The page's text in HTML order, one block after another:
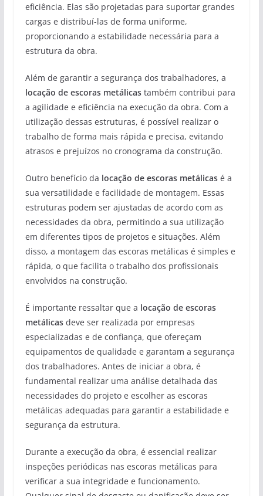
eficiência. Elas são projetadas para suportar grandes
cargas e distribuí-las de forma uniforme,
proporcionando a estabilidade necessária para a
estrutura da obra.
Além de garantir a segurança dos trabalhadores, a
locação de escoras metálicastambém contribui para
a agilidade e eficiência na execução da obra. Com a
utilização dessas estruturas, é possível realizar o
trabalho de forma mais rápida e precisa, evitando
atrasos e prejuízos no cronograma da construção.
Outro benefício da locação de escoras metálicasé a
sua versatilidade e facilidade de montagem. Essas
estruturas podem ser ajustadas de acordo com as
necessidades da obra, permitindo a sua utilização
em diferentes tipos de projetos e situações. Além
disso, a montagem das escoras metálicas é simples e
rápida, o que facilita o trabalho dos profissionais
envolvidos na construção.
É importante ressaltar que a locação de escoras
metálicasdeve ser realizada por empresas
especializadas e de confiança, que ofereçam
equipamentos de qualidade e garantam a segurança
dos trabalhadores. Antes de iniciar a obra, é
fundamental realizar uma análise detalhada das
necessidades do projeto e escolher as escoras
metálicas adequadas para garantir a estabilidade e
segurança da estrutura.
Durante a execução da obra, é essencial realizar
inspeções periódicas nas escoras metálicas para
verificar a sua integridade e funcionamento.